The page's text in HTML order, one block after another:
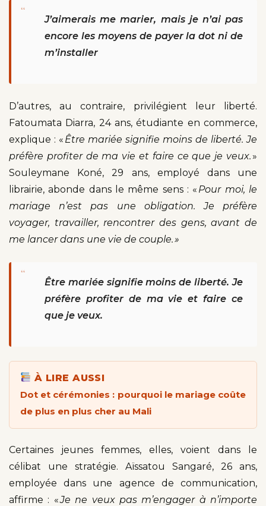
“
J’aimerais me marier, mais je n’ai pas
encore les moyens de payer la dot ni de
m’installer
D’autres, au contraire, privilégient leur liberté.
Fatoumata Diarra, 24 ans, étudiante en commerce,
explique : « Être mariée signifie moins de liberté. Je
préfère profiter de ma vie et faire ce que je veux.»
Souleymane Koné, 29 ans, employé dans une
librairie, abonde dans le même sens : « Pour moi, le
mariage n’est pas une obligation. Je préfère
voyager, travailler, rencontrer des gens, avant de
me lancer dans une vie de couple. »
“
Être mariée signifie moins de liberté. Je
préfère profiter de ma vie et faire ce
que je veux.
À LIRE AUSSI
Dot et cérémonies : pourquoi le mariage coûte
de plus en plus cher au Mali
Certaines jeunes femmes, elles, voient dans le
célibat une stratégie. Aïssatou Sangaré, 26 ans,
employée dans une agence de communication,
affirme : «Je ne veux pas m’engager à n’importe